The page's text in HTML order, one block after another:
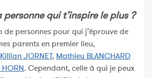
personne qui t’inspire le plus ?
de personnes pour qui j’éprouve de
parents en premier lieu,
Killian JORNET, Mathieu BLANCHARD
. Cependant, celle à qui je peux